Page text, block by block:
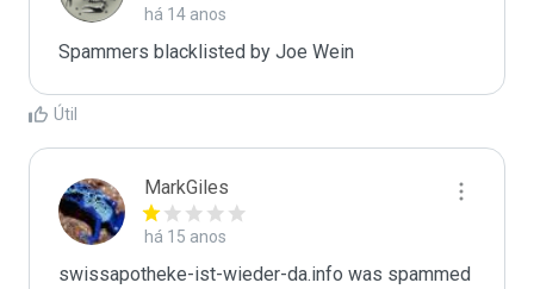
há 14 anos
Spammers blacklisted by Joe Wein
Útil
MarkGiles
há 15 anos
swissapotheke-ist-wieder-da.info was spammed